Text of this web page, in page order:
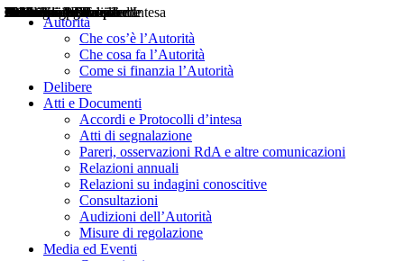
Autorità
Che cos’è l’Autorità
Che cosa fa l’Autorità
Come si finanzia l’Autorità
Delibere
Atti e Documenti
Accordi e Protocolli d’intesa
Atti di segnalazione
Pareri, osservazioni RdA e altre comunicazioni
Relazioni annuali
Relazioni su indagini conoscitive
Consultazioni
Audizioni dell’Autorità
Misure di regolazione
Media ed Eventi
Delibere
Pareri
Consultazioni
Audizioni
Atti di Segnalazione
Accordi e Protocolli d'Intesa
Relazioni annuali
Misure di regolazione
Notizie
Comunicati Stampa
Bollettini ART
Convegni ART
Interviste del Presidente
Articoli in primo piano
Interventi del Presidente
2004
2005
2010
2013
2014
2015
2016
2017
2018
2019
202
2020
2021
2022
2023
2024
2025
2026
Aereo
Marittimo
Terrestre